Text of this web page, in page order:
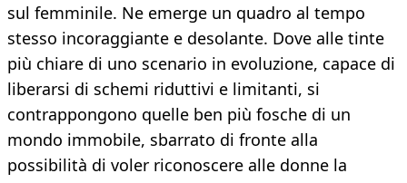
sul femminile. Ne emerge un quadro al tempo
stesso incoraggiante e desolante. Dove alle tinte
più chiare di uno scenario in evoluzione, capace di
liberarsi di schemi riduttivi e limitanti, si
contrappongono quelle ben più fosche di un
mondo immobile, sbarrato di fronte alla
possibilità di voler riconoscere alle donne la